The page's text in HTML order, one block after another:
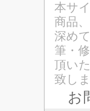
本サ
商品
深め
筆・
頂い
致しま
お